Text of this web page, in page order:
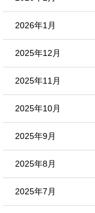
2026年1月
2025年12月
2025年11月
2025年10月
2025年9月
2025年8月
2025年7月